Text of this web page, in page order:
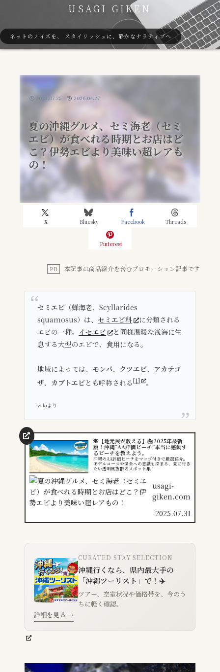
USAGI GIKEN
ネットのノイズを、 スタイリッシュに、静かなナラティブへ
夏の沖縄グルメ、セミ海老（セミ
エビ）が食べれる時期とお店はど
こ？伊勢エビより美味い超レアも
の！
X Bluesky Facebook Threads
Pinterest
2023.07.25 2026.04.27
PR 本記事は商品紹介を含むプロモーション記事です
セミエビ （蝉海老、Scyllarides
squamosus）は、セミエビ科
に分類される
エビの一種。 イセエビ
と同様温暖な浅海に生
息する大型のエビで、食用になる。
地域によっては、 モンパ、 クツエビ、 アカテゴ
ザ、 カブトエビとも呼称される[1] 。
wikiより
🌺【地元民が教える】🏝️2025年最新
版！沖縄“AA評価ビーチ”本当に感動す
るビーチを教えよう。
沖縄のAA評価ビーチをマップ付きで厳選紹介。
モデルコースや保全への意識も深まる、夏に行き
たい透明度抜群のスポット集！
usagi-
giken.com
2025.07.31
CURATED STAY SELECTION
沖縄行くなら、県内最大手の
「沖縄ツーリスト」で！✈️
ツアー、空室状況や価格帯を、今のう
ちに軽く確認。
詳細を見る →